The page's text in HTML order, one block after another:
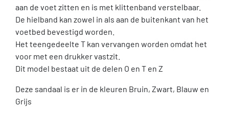
aan de voet zitten en is met klittenband verstelbaar.
De hielband kan zowel in als aan de buitenkant van het
voetbed bevestigd worden.
Het teengedeelte T kan vervangen worden omdat het
voor met een drukker vastzit.
Dit model bestaat uit de delen O en T en Z
Deze sandaal is er in de kleuren Bruin, Zwart, Blauw en
Grijs